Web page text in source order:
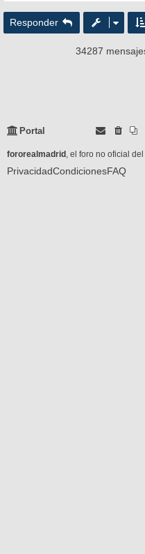
Responder
34287
Portal
fororealmadrid , el foro no oficial
PrivacidadCondicionesFAQ